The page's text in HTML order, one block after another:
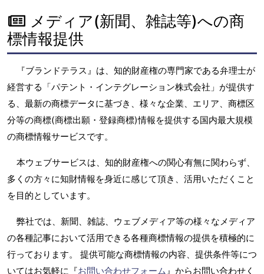
メディア(新聞、雑誌等)への商
標情報提供
『ブランドテラス』は、知的財産権の専門家である弁理士が
経営する「パテント・インテグレーション株式会社」が提供す
る、最新の商標データに基づき、様々な企業、エリア、商標区
分等の商標(商標出願・登録商標)情報を提供する国内最大規模
の商標情報サービスです。
本ウェブサービスは、知的財産権への関心有無に関わらず、
多くの方々に知財情報を身近に感じて頂き、活用いただくこと
を目的としています。
弊社では、新聞、雑誌、ウェブメディア等の様々なメディア
の各種記事において活用できる各種商標情報の提供を積極的に
行っております。 提供可能な商標情報の内容、提供条件等につ
いてはお気軽に『お問い合わせフォーム』からお問い合わせく